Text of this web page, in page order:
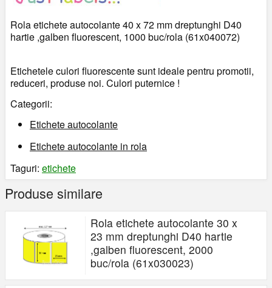
Rola etichete autocolante 40 x 72 mm dreptunghi D40
hartie ,galben fluorescent, 1000 buc/rola (61x040072)
Etichetele culori fluorescente sunt ideale pentru promotii,
reduceri, produse noi. Culori puternice !
Categorii:
Etichete autocolante
Etichete autocolante in rola
Taguri: etichete
Produse similare
Rola etichete autocolante 30 x
23 mm dreptunghi D40 hartie
,galben fluorescent, 2000
buc/rola (61x030023)